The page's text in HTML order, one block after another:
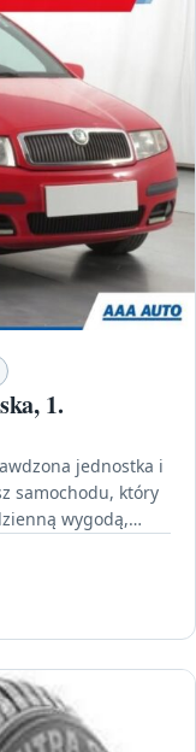
1.
jednostka i
samochodu, który
wygodą,…